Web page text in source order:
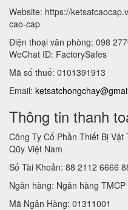
Website: https://
cao-cap
Điện thoại văn phòng: 098
WeChat ID: FactorySafes
Mã số thuế: 0101391913
Email:
Thông tin thanh
Công Ty Cổ Phần Thiết Bị
Qũy Việt Nam
Số Tài Khoản: 88 2112 6666
Ngân hàng: Ngân hàng
Mã Ngân Hàng: 01311001